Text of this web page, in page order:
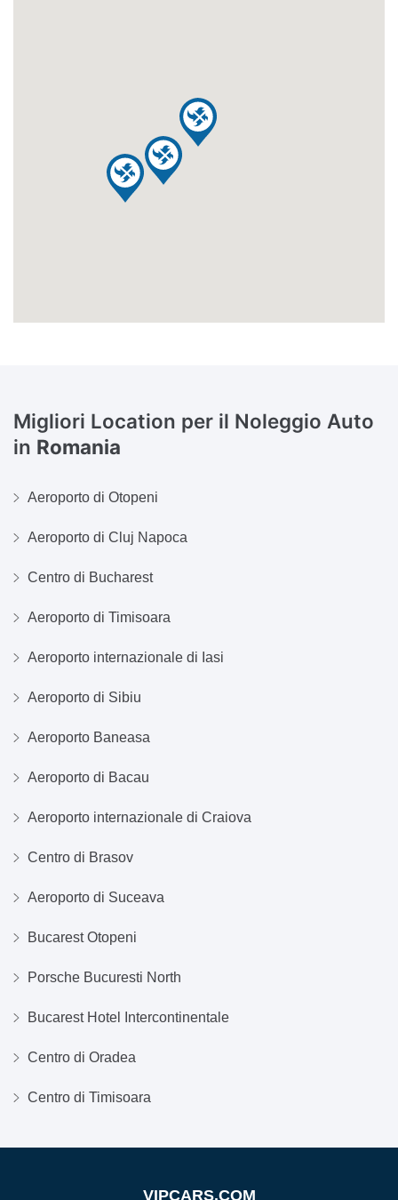
Migliori Location per il Noleggio Auto
in Romania
Aeroporto di Otopeni
Aeroporto di Cluj Napoca
Centro di Bucharest
Aeroporto di Timisoara
Aeroporto internazionale di Iasi
Aeroporto di Sibiu
Aeroporto Baneasa
Aeroporto di Bacau
Aeroporto internazionale di Craiova
Centro di Brasov
Aeroporto di Suceava
Bucarest Otopeni
Porsche Bucuresti North
Bucarest Hotel Intercontinentale
Centro di Oradea
Centro di Timisoara
VIPCARS.COM